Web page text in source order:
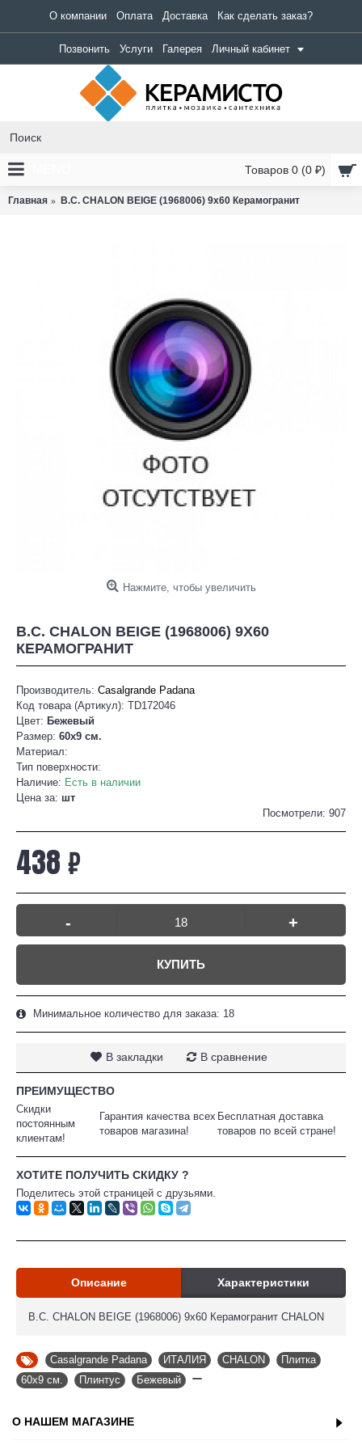
О компании Оплата Доставка Как сделать заказ?
Позвонить Услуги Галерея Личный кабинет
Товаров 0 (0 ₽)
Главная B.C. CHALON BEIGE (1968006) 9x60 Керамогранит
Нажмите, чтобы увеличить
B.C. CHALON BEIGE (1968006) 9X60
КЕРАМОГРАНИТ
Производитель: Casalgrande Padana
Код товара (Артикул): TD172046
Цвет: Бежевый
Размер: 60x9 см.
Материал:
Тип поверхности:
Наличие: Есть в наличии
Цена за: шт
Посмотрели: 907
438 ₽
- +
КУПИТЬ
Минимальное количество для заказа: 18
В закладки В сравнение
ПРЕИМУЩЕСТВО
Скидки
постоянным
клиентам!
Гарантия качества всех
товаров магазина!
Бесплатная доставка
товаров по всей стране!
ХОТИТЕ ПОЛУЧИТЬ СКИДКУ ?
Поделитесь этой страницей с друзьями.
Описание Характеристики
B.C. CHALON BEIGE (1968006) 9x60 Керамогранит CHALON
Casalgrande Padana ИТАЛИЯ CHALON Плитка
60x9 см.
Плинтус Бежевый
О НАШЕМ МАГАЗИНЕ